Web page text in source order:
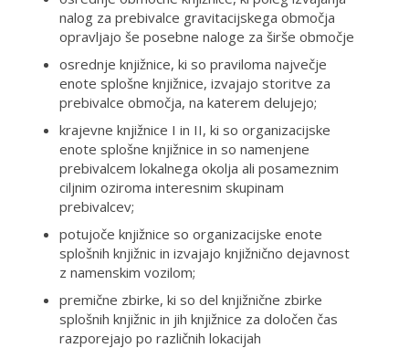
nalog za prebivalce gravitacijskega območja
opravljajo še posebne naloge za širše območje
osrednje knjižnice, ki so praviloma največje
enote splošne knjižnice, izvajajo storitve za
prebivalce območja, na katerem delujejo;
krajevne knjižnice I in II, ki so organizacijske
enote splošne knjižnice in so namenjene
prebivalcem lokalnega okolja ali posameznim
ciljnim oziroma interesnim skupinam
prebivalcev;
potujoče knjižnice so organizacijske enote
splošnih knjižnic in izvajajo knjižnično dejavnost
z namenskim vozilom;
premične zbirke, ki so del knjižnične zbirke
splošnih knjižnic in jih knjižnice za določen čas
razporejajo po različnih lokacijah